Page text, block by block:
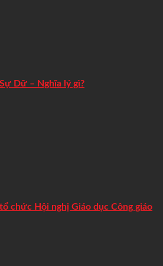
Dữ – Nghĩa lý gì?
chức Hội nghị Giáo dục Công giáo